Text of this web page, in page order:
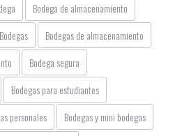
Bodega de almacenamiento
Bodegas
Bodegas de almacenamiento
Bodega segura
Bodegas para estudiantes
personales
Bodegas y mini bodegas